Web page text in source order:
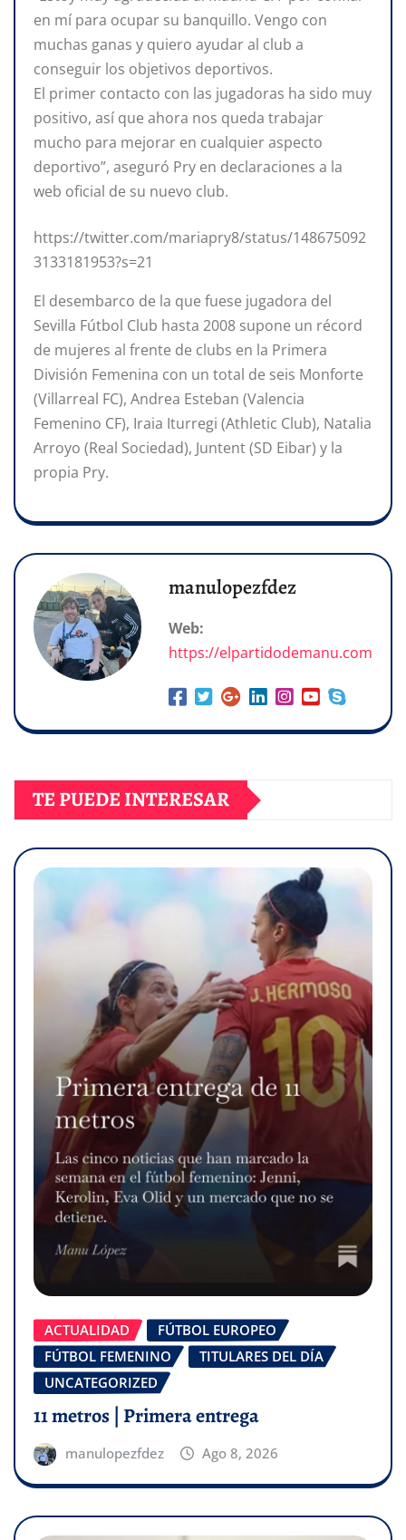
en mí para ocupar su banquillo. Vengo con
muchas ganas y quiero ayudar al club a
conseguir los objetivos deportivos.
El primer contacto con las jugadoras ha sido muy
positivo, así que ahora nos queda trabajar
mucho para mejorar en cualquier aspecto
deportivo”, aseguró Pry en declaraciones a la
web oficial de su nuevo club.
https://twitter.com/mariapry8/status/148675092
3133181953?s=21
El desembarco de la que fuese jugadora del
Sevilla Fútbol Club hasta 2008 supone un récord
de mujeres al frente de clubs en la Primera
División Femenina con un total de seis Monforte
(Villarreal FC), Andrea Esteban (Valencia
Femenino CF), Iraia Iturregi (Athletic Club), Natalia
Arroyo (Real Sociedad), Juntent (SD Eibar) y la
propia Pry.
manulopezfdez
Web:
https://elpartidodemanu.com
TE PUEDE INTERESAR
ACTUALIDAD
FÚTBOL EUROPEO
FÚTBOL FEMENINO
TITULARES DEL DÍA
UNCATEGORIZED
11 metros | Primera entrega
manulopezfdez Ago 8, 2026